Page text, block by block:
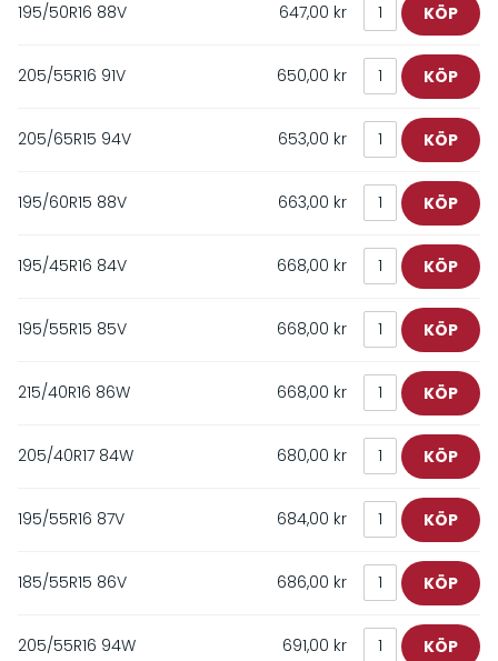
195/50R16 88V 647,00 kr
205/55R16 91V 650,00 kr
205/65R15 94V 653,00 kr
195/60R15 88V 663,00 kr
195/45R16 84V 668,00 kr
195/55R15 85V 668,00 kr
215/40R16 86W 668,00 kr
205/40R17 84W 680,00 kr
195/55R16 87V 684,00 kr
185/55R15 86V 686,00 kr
205/55R16 94W 691,00 kr